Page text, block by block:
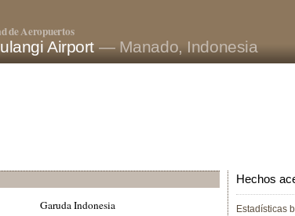
de Aeropuertos
Airport — Manado, Indonesia
Garuda Indonesia
Hechos
Estadísticas